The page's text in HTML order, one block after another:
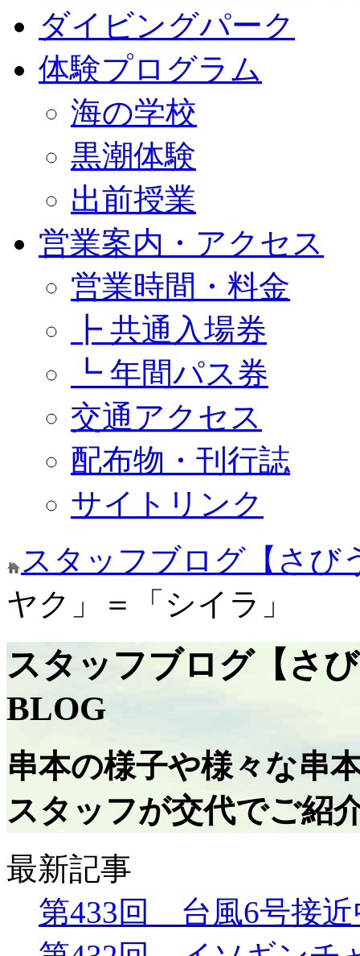
ダイビングパーク
体験プログラム
海の学校
黒潮体験
出前授業
営業案内・アクセス
営業時間・料金
┣ 共通入場券
┗ 年間パス券
交通アクセス
配布物・刊行誌
サイトリンク
スタッフブログ【さび
ヤク」＝「シイラ」
スタッフブログ【さ
BLOG
串本の様子や様々な串
スタッフが交代でご紹
最新記事
第433回 台風6号接近